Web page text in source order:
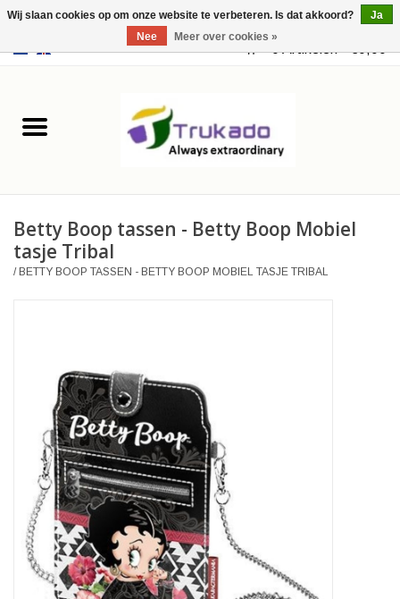
USD 0 Artikelen - €0,00
Leer
Merchandise
Veronese Design
Giftware & Lifestyle &
Collectables
Bezoek ons
Betty Boop tassen - Betty Boop Mobiel
tasje Tribal
/BETTY BOOP TASSEN - BETTY BOOP MOBIEL TASJE TRIBAL
Wij slaan cookies op om onze website te verbeteren. Is dat akkoord?
Ja
Nee
Meer over cookies »